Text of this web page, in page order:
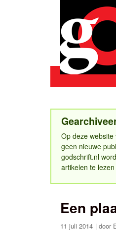
Top-menu
Hoofdmenu
Op deze
geen nieuwe
godschrift.nl
artikelen te
Een
11 juli 2014